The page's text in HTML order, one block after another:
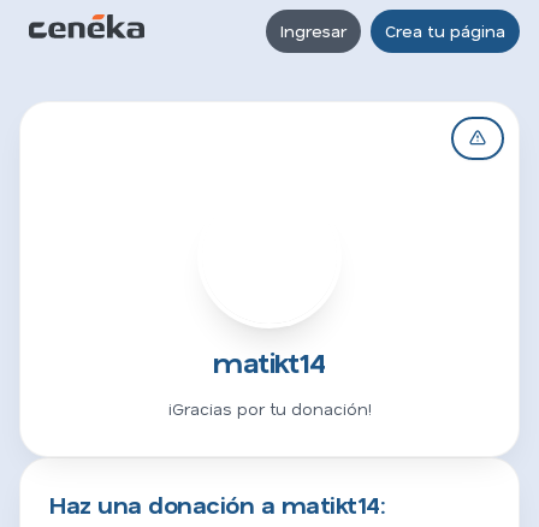
Ingresar Crea tu página
matikt14
¡Gracias por tu donación!
Haz una donación a matikt14: